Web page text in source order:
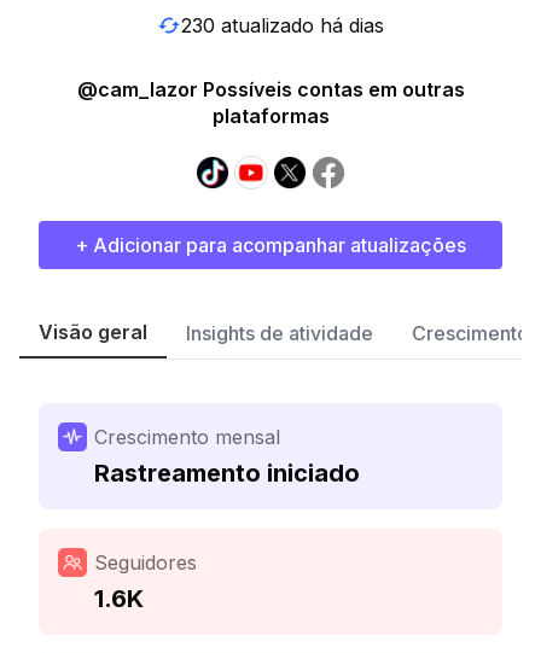
230 atualizado há dias
@cam_lazor Possíveis contas em outras
plataformas
+ Adicionar para acompanhar atualizações
Visão geral Insights de atividade Crescimento
Crescimento mensal
Rastreamento iniciado
Seguidores
1.6K